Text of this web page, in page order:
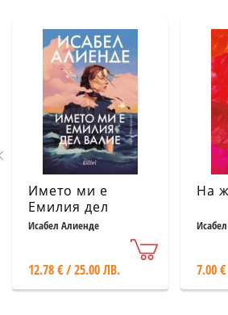
Името ми е
Емилия дел
Валие
Исабел Алиенде
12.78 € / 25.00 ЛВ.
На
7.00